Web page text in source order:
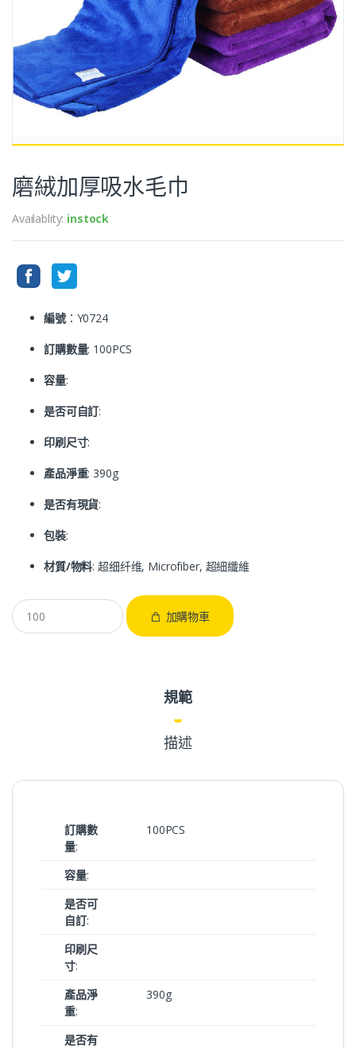
磨絨加厚吸水毛巾
Availablity: instock
編號：Y0724
訂購數量: 100PCS
容量:
是否可自訂:
印刷尺寸:
產品淨重: 390g
是否有現貨:
包裝:
材質/物料: 超细纤维, Microfiber, 超細纖維
加購物車
規範
描述
訂購數
量:
100PCS
容量:
是否可
自訂:
印刷尺
寸:
產品淨
重:
390g
是否有